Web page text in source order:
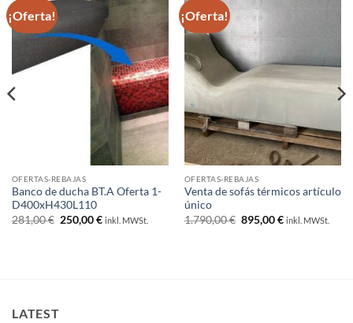
¡Oferta!
OFERTAS-REBAJAS
Banco de ducha BT.A Oferta 1-
D400xH430L110
281,00€ El
precio
250,00€Elinkl. MWSt.
¡Oferta!
OFERTAS-REBAJAS
Venta de sofás térmicos artículo
único
1.790,00€ El
precio
895,00€Elinkl. MWSt.
LATEST